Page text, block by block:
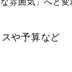
雰囲気」へと
や予算など